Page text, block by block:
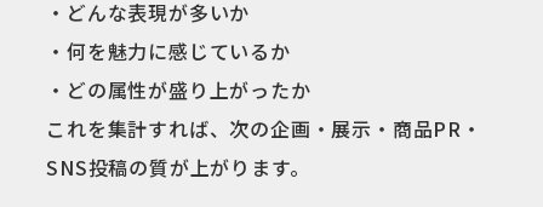
・どんな表現が多いか
・何を魅力に感じているか
・どの属性が盛り上がったか
これを集計すれば、次の企画・展示・商品PR・
SNS投稿の質が上がります。